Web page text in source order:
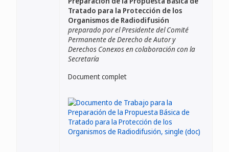
Tratado para la Protección de los
Organismos de Radiodifusión
preparado por el Presidente del Comité
Permanente de Derecho de Autor y
Derechos Conexos en colaboración con la
Secretaría
Document complet